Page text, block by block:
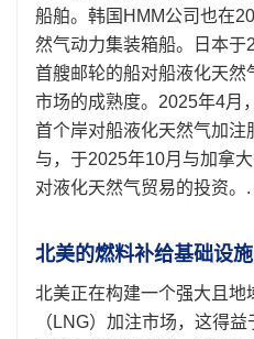
船舶。韩国HMM公司也在
然气动力集装箱船。日本于
首艘邮轮的船对船液化天然
市场的成熟度。2025年4月
首个岸对船液化天然气加
与，于2025年10月与加拿
对液化天然气贸易的投资。.
北美的燃料补给基础设
北美正在构建一个强大且地
（LNG）加注市场，这得